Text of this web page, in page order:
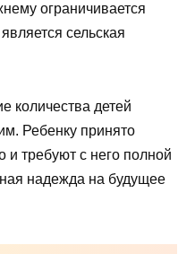
ограничивается
сельская
количества детей
Ребенку принято
и требуют с него полной
надежда на будущее